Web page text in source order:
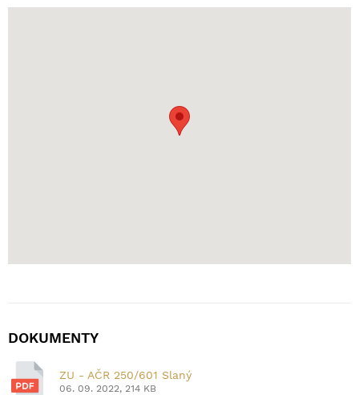
DOKUMENTY
ZU - AČR 250/601 Slaný
06. 09. 2022, 214 KB